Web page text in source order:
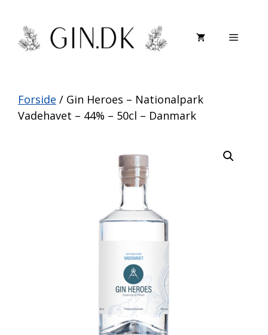
indhold
Menu
Forside / Gin Heroes – Nationalpark
Vadehavet – 44% – 50cl – Danmark